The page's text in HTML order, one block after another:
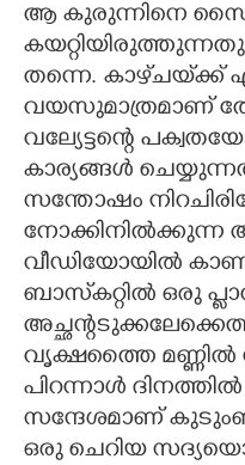
ആ കുരുന്നിനെ
തന്നെ. കാഴ്‌ചയ്‌ക്ക്
വയസുമാത്രമാണ്
വല്യേട്ടന്റെ
കാര്യങ്ങൾ
സന്തോഷം
നോക്കിനിൽക്കുന്ന
വീഡിയോയിൽ
ബാസ്‌കറ്റിൽ ഒരു
വൃക്ഷത്തൈ മണ്ണിൽ
പിറന്നാൾ
സന്ദേശമാണ്
ഒരു ചെറിയ